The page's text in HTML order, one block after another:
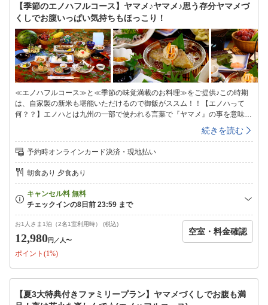
ンジがあります。ご自由にお使いください。◇お風呂◇1か所の貸切風呂
となっていますので、空いているタイミングでご利用ください。＜入浴時
間＞１６：００〜２１：００※朝はシャワーのみ利用可能です◇備品・ア
メニティ◇シャンプー・リンス・ボディーソープ・石鹸・バスタオル・タ
オル・ドライヤー・浴衣・歯ブラシセット・お茶セット※冬季期間
(11/1〜3/31)は、暖房費として1部屋ごとに500円別途頂戴いたします。現
地にてお支払いください。
【季節のエノハフルコース】ヤマメ♪ヤマメ♪思う存分ヤマメづ
くしでお腹いっぱい気持ちもほっこり！
≪エノハフルコース≫と≪季節の味覚満載のお料理≫をご提供♪この時期
は、自家製の新米も堪能いただけるので御飯がススム！！【エノハって
何？？】エノハとは九州の一部で使われる言葉で『ヤマメ』の事を意味し
ます。当館のヤマメは新鮮な山からの水を引いて育てている為川魚特有の
臭みがまったくなく、獲れたてをご提供しております。川魚が苦手な方も
一度食べたら、また食べたいとなる事間違い無し☆彡当館は昔からエノハ
（ヤマメ）の養殖業を営む「エノハ屋」です。そんな当館だからこそ、新
鮮なエノハを中心とした山の幸が楽しめます。山里の味覚をご堪能くださ
い。〜季節のエノハフルコース／夕食一例〜・自家製米使用・季節の日替
わり釜飯・季節を感じる前菜・季節の味覚小鉢・エノハの塩焼き・エノハ
の甘露南蛮・エノハのから揚げ・エノハのさしみ・季節の山菜天ぷら・茶
わん蒸し・エノハの味噌汁・香の物・自家製シソジュース※写真は一例で
す。※季節や仕入れ状況などにより料理内容は変更になる場合がございま
す。※お子様のお食事について：小学生はひろしげ名物の「唐揚げ」をメ
インとしたお料理です。幼児はお子様ランチをご用意します。【館内施
設】◇客室◇昔ながらの和室です。4.5畳から2間続きの和室までご利用シ
呂◇1か所の貸切風呂となっていますので、空いているタイミングでご利
続きを読む
予約時オンラインカード決済・現地払い
朝食あり 夕食あり
お1人さま1泊（2名1室利用時） (税込)
12,980円 ／人〜
ポイント(1%)
空室・料金確認
【夏3大特典付きファミリープラン】ヤマメづくしでお腹も満